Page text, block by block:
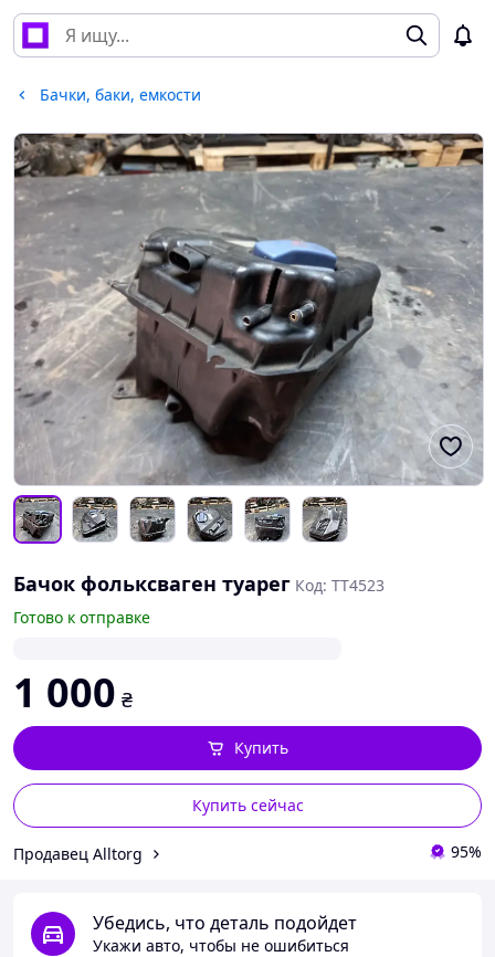
Бачки, баки, емкости
Бачок фольксваген туарег Код: TT4523
Готово к отправке
1 000 ₴
Купить сейчас
Купить
Продавец Alltorg 95%
Убедись, что деталь подойдет
Укажи авто, чтобы не ошибиться